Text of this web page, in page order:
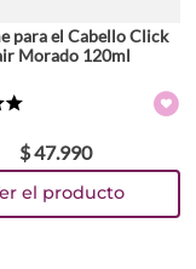
para el Cabello Click
Morado 120ml
$47.990